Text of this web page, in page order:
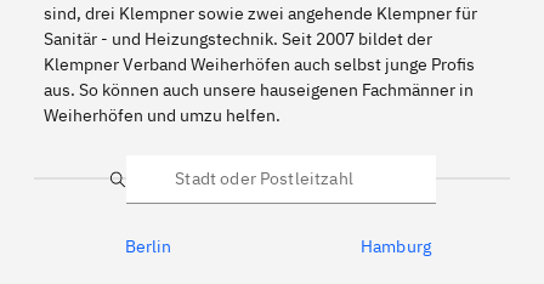
sind, drei Klempner sowie zwei angehende Klempner für
Sanitär - und Heizungstechnik. Seit 2007 bildet der
Klempner Verband Weiherhöfen auch selbst junge Profis
aus. So können auch unsere hauseigenen Fachmänner in
Weiherhöfen und umzu helfen.
Suche
Berlin Hamburg